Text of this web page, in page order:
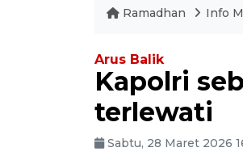
Ramadhan Info
Arus Balik
Kapolri
terlewati
Sabtu, 28 Maret 2026